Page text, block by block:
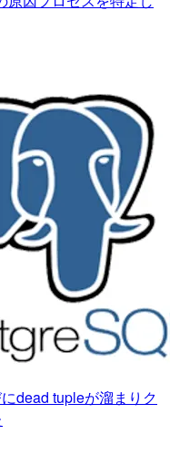
dead tupleが溜まりク